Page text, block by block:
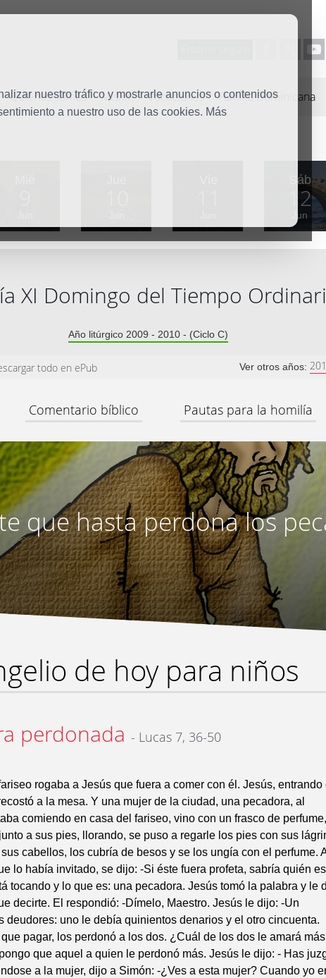
nuestro tráfico y mostrarle anuncios o contenidos
a nuestro uso de las cookies. Más
Quiénes somos Misión Vocaciones Familia Dominicana
Sáb
12
Jun
XI Domingo del Tiempo
Año litúrgico 2009 - 2010 - (Ciclo C)
todo en ePub Ver otros años:
Comentario bíblico Pautas para la homilía
que hasta perdona los
de hoy para niños
perdonada - Lucas 7, 36-50
rogaba a Jesús que fuera a comer con él. Jesús, entrando
a la mesa. Y una mujer de la ciudad, una pecadora, al
comiendo en casa del fariseo, vino con un frasco de
a sus pies, llorando, se puso a regarle los pies con sus
cabellos, los cubría de besos y se los ungía con el perfume.
lo había invitado, se dijo: -Si éste fuera profeta, sabría quién es
tocando y lo que es: una pecadora. Jesús tomó la palabra y le
decirte. El respondió: -Dímelo, Maestro. Jesús le dijo: -Un
deudores: uno le debía quinientos denarios y el otro cincuenta.
pagar, los perdonó a los dos. ¿Cuál de los dos le amará
que aquel a quien le perdonó más. Jesús le dijo: - Has
a la mujer, dijo a Simón: -¿Ves a esta mujer? Cuando yo